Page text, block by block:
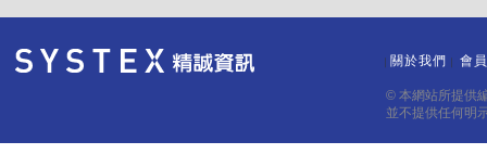
關於我們 會
© 本網站所提供
並不提供任何明